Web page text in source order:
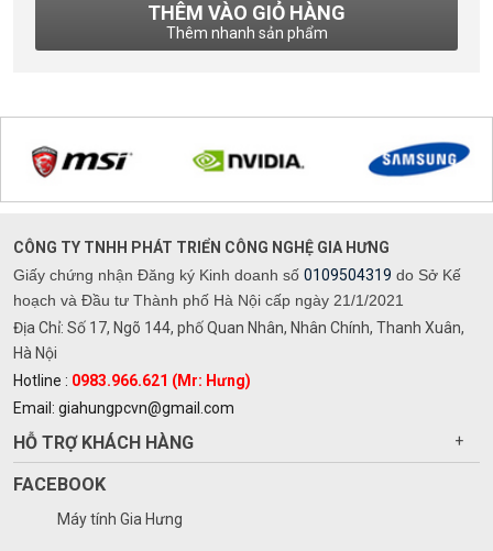
THÊM VÀO GIỎ HÀNG
Thêm nhanh sản phẩm
CÔNG TY TNHH PHÁT TRIỂN CÔNG NGHỆ GIA HƯNG
Giấy chứng nhận Đăng ký Kinh doanh số 0109504319 do Sở Kế
hoạch và Đầu tư Thành phố Hà Nội cấp ngày 21/1/2021
Địa Chỉ: Số 17, Ngõ 144, phố Quan Nhân, Nhân Chính, Thanh Xuân,
Hà Nội
Hotline : 0983.966.621 (Mr: Hưng)
Email: giahungpcvn@gmail.com
HỖ TRỢ KHÁCH HÀNG +
FACEBOOK
Máy tính Gia Hưng